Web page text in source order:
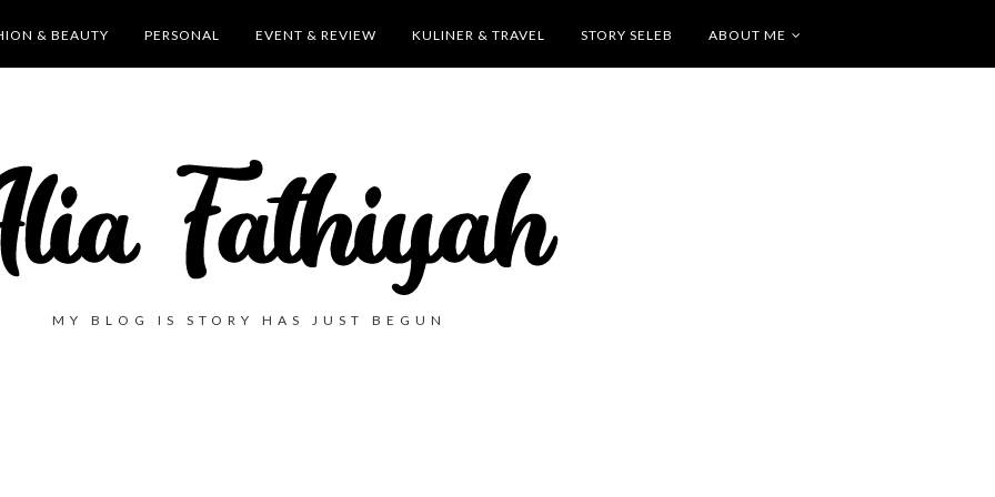
& BEAUTY PERSONAL EVENT & REVIEW KULINER & TRAVEL STORY SELEB ABOUT ME
MY BLOG IS STORY HAS JUST BEGUN